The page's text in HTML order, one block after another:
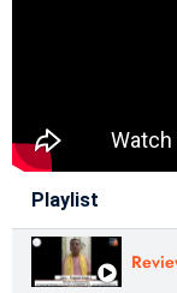
Playlist